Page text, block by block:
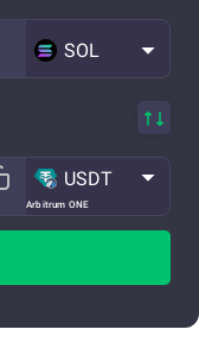
SOL
Arbitrum ONE
USDT